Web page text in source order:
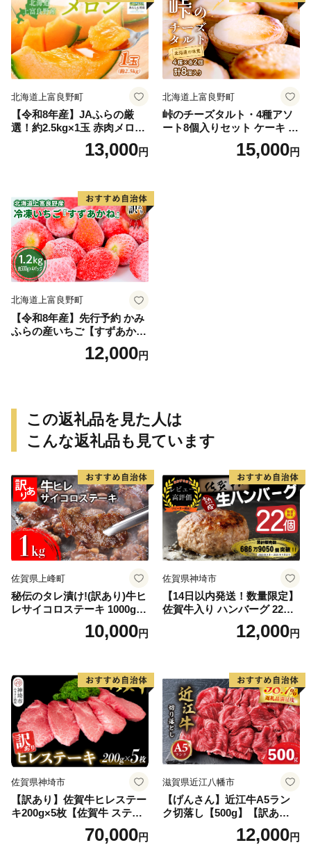
北海道上富良野町
【令和8年産】JAふらの厳
選！約2.5kg×1玉 赤肉メロン
メロン めろん 富良野メロン
果物 くだもの フルーツ 富良
13,000円
北海道上富良野町
峠のチーズタルト・4種アソ
ート8個入りセット ケーキ チ
ョコレート チーズケーキ お
15,000円
北海道上富良野町
【令和8年産】先行予約 かみ
ふらの産いちご【すずあか
ね】A品 300g×4セット 果物
12,000円
この返礼品を見た人は
こんな返礼品も見ています
佐賀県上峰町
秘伝のタレ漬け!(訳あり)牛ヒ
レサイコロステーキ 1000g
10,000円
佐賀県神埼市
【14日以内発送！数量限定】
佐賀牛入り ハンバーグ 22個
2.6kg(120g×22個)【佐賀牛
黒毛和牛 ブランド牛 九州 ハ
気】(H083106)
12,000円
佐賀県神埼市
【訳あり】佐賀牛ヒレステー
キ200g×5枚【佐賀牛 ステー
キ ブランド肉 ヒレ肉 フィレ
肉 ジューシー ヘルシー】(H0
70,000円
滋賀県近江八幡市
【げんさん】近江牛A5ラン
ク切落し【500g】【訳あり】
12,000円